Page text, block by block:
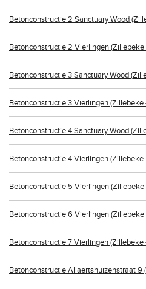
Betonconstructie 2 Sanctuary Wood
Betonconstructie 2 Vierlingen (Zillebeke
Betonconstructie 3 Sanctuary Wood
Betonconstructie 3 Vierlingen (Zillebeke
Betonconstructie 4 Sanctuary Wood
Betonconstructie 4 Vierlingen (Zillebeke
Betonconstructie 5 Vierlingen (Zillebeke
Betonconstructie 6 Vierlingen (Zillebeke
Betonconstructie 7 Vierlingen (Zillebeke
Betonconstructie Allaertshuizenstraat 9